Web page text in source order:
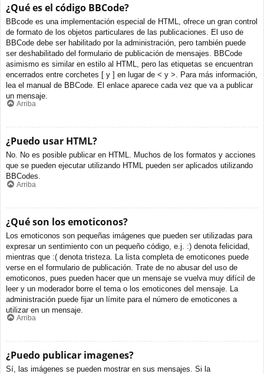
¿Qué es el código BBCode?
BBcode es una implementación especial de HTML, ofrece un gran control
de formato de los objetos particulares de las publicaciones. El uso de
BBCode debe ser habilitado por la administración, pero también puede
ser deshabilitado del formulario de publicación de mensajes. BBCode
asimismo es similar en estilo al HTML, pero las etiquetas se encuentran
encerrados entre corchetes [ y ] en lugar de < y >. Para más información,
lea el manual de BBCode. El enlace aparece cada vez que va a publicar
un mensaje.
Arriba
¿Puedo usar HTML?
No. No es posible publicar en HTML. Muchos de los formatos y acciones
que se pueden ejecutar utilizando HTML pueden ser aplicados utilizando
BBCodes.
Arriba
¿Qué son los emoticonos?
Los emoticonos son pequeñas imágenes que pueden ser utilizadas para
expresar un sentimiento con un pequeño código, e.j. :) denota felicidad,
mientras que :( denota tristeza. La lista completa de emoticones puede
verse en el formulario de publicación. Trate de no abusar del uso de
emoticonos, pues pueden hacer que un mensaje se vuelva muy difícil de
leer y un moderador borre el tema o los emoticones del mensaje. La
administración puede fijar un límite para el número de emoticones a
utilizar en un mensaje.
Arriba
¿Puedo publicar imagenes?
Sí, las imágenes se pueden mostrar en sus mensajes. Si la